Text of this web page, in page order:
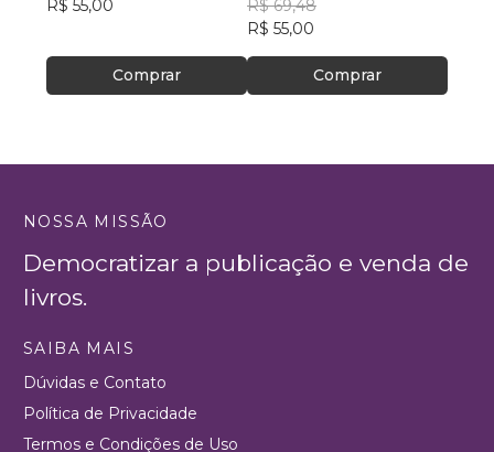
R$ 55,00
Comprar
R$ 69,48
R$ 55,00
Comprar
NOSSA MISSÃO
Democratizar a publicação e venda de
livros.
SAIBA MAIS
Dúvidas e Contato
Política de Privacidade
Termos e Condições de Uso